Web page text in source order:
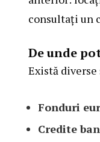
consultați un
De unde
Există
Fonduri
Credite